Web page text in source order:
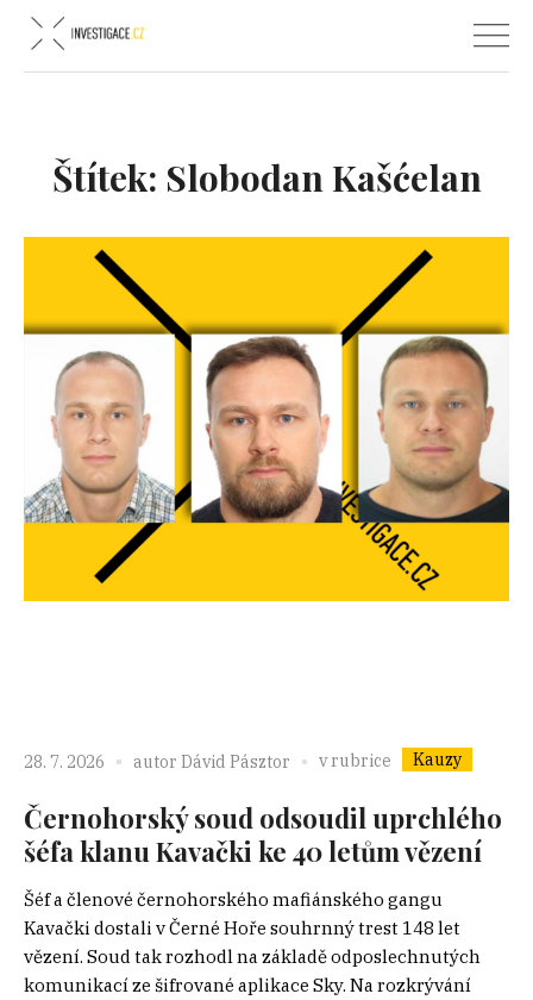
Štítek: Slobodan Kašćelan
28. 7. 2026 autor Dávid Pásztor v rubrice Kauzy
Černohorský soud odsoudil uprchlého
šéfa klanu Kavački ke 40 letům vězení
Šéf a členové černohorského mafiánského gangu
Kavački dostali v Černé Hoře souhrnný trest 148 let
vězení. Soud tak rozhodl na základě odposlechnutých
komunikací ze šifrované aplikace Sky. Na rozkrývání